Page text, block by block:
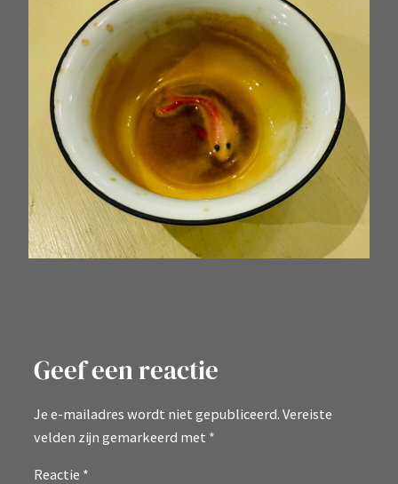
Geef een reactie
Je e-mailadres wordt niet gepubliceerd. Vereiste
velden zijn gemarkeerd met *
Reactie *